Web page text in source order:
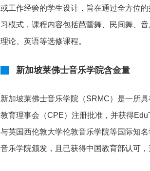
或工作经验的学生设计，旨在通过全方位
习模式，课程内容包括芭蕾舞、民间舞、
理论、英语等选修课程。
新加坡莱佛士音乐学院含金量
新加坡莱佛士音乐学院（SRMC）是一所
教育理事会（CPE）注册批准，并获得
与英国西伦敦大学伦敦音乐学院等国际知
音乐学院颁发，且已获得中国教育部认可